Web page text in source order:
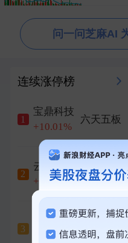
问一问芝麻AI
连续涨停榜
1
宝鼎科技
+10.01%
六天五板
2
云南锗业
+10.00%
六天四板
3
沃格光电
+10.00%
六天四板